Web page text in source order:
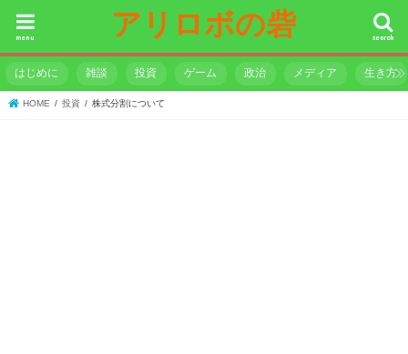
アリロボの砦 search
menu
はじめに 雑談 投資 ゲーム 政治 メディア 生き方
HOME 投資 株式分割について